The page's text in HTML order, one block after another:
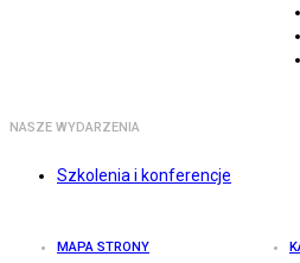
NASZE WYDARZENIA
Szkolenia i konferencje
MAPA STRONY